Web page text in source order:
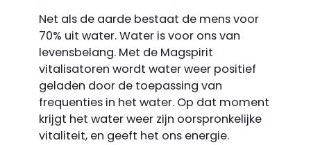
Net als de aarde bestaat de mens voor
70% uit water. Water is voor ons van
levensbelang. Met de Magspirit
vitalisatoren wordt water weer positief
geladen door de toepassing van
frequenties in het water. Op dat moment
krijgt het water weer zijn oorspronkelijke
vitaliteit, en geeft het ons energie.